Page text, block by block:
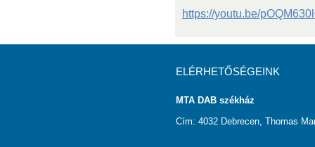
https://youtu.be/
ELÉRHETŐSÉGEINK
MTA DAB székház
Cím: 4032 Debrecen, Thomas